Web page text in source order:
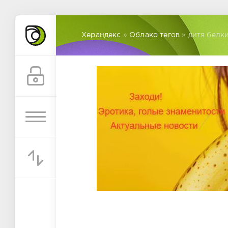
Херандекс » Облако тегов » дитя